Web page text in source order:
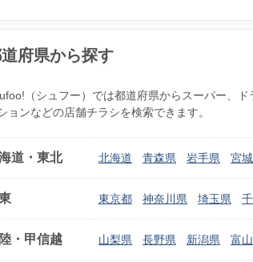
府県から探す
（シュフー）では都道府県からスーパー、
ョンなどの店舗チラシを検索できます。
道・東北 北海道 青森県 岩手県 宮
東京都 神奈川県 埼玉県
・甲信越 山梨県 長野県 新潟県 富